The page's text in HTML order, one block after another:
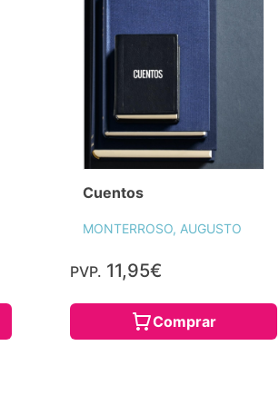
Cuentos
MONTERROSO, AUGUSTO
PVP. 11,95€
Comprar